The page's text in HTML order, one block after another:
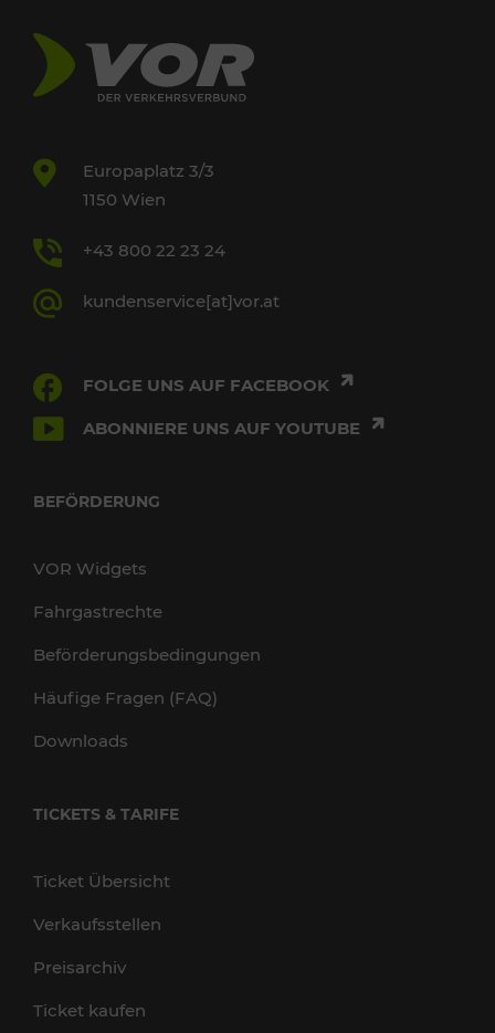
Europaplatz 3/3
1150 Wien
+43 800 22 23 24
kundenservice[at]vor.at
FOLGE UNS AUF FACEBOOK
ABONNIERE UNS AUF YOUTUBE
BEFÖRDERUNG
VOR Widgets
Fahrgastrechte
Beförderungsbedingungen
Häufige Fragen (FAQ)
Downloads
TICKETS & TARIFE
Ticket Übersicht
Verkaufsstellen
Preisarchiv
Ticket kaufen